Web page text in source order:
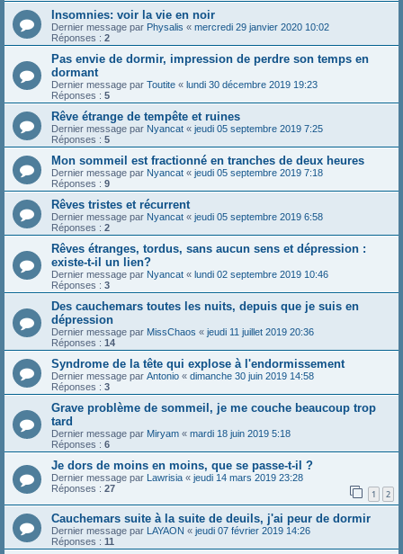
Insomnies: voir la vie en noir
Dernier message par Physalis « mercredi 29 janvier 2020 10:02
Réponses : 2
Pas envie de dormir, impression de perdre son temps en
dormant
Dernier message par Toutite « lundi 30 décembre 2019 19:23
Réponses : 5
Rêve étrange de tempête et ruines
Dernier message par Nyancat « jeudi 05 septembre 2019 7:25
Réponses : 5
Mon sommeil est fractionné en tranches de deux heures
Dernier message par Nyancat « jeudi 05 septembre 2019 7:18
Réponses : 9
Rêves tristes et récurrent
Dernier message par Nyancat « jeudi 05 septembre 2019 6:58
Réponses : 2
Rêves étranges, tordus, sans aucun sens et dépression :
existe-t-il un lien?
Dernier message par Nyancat « lundi 02 septembre 2019 10:46
Réponses : 3
Des cauchemars toutes les nuits, depuis que je suis en
dépression
Dernier message par MissChaos « jeudi 11 juillet 2019 20:36
Réponses : 14
Syndrome de la tête qui explose à l'endormissement
Dernier message par Antonio « dimanche 30 juin 2019 14:58
Réponses : 3
Grave problème de sommeil, je me couche beaucoup trop
tard
Dernier message par Miryam « mardi 18 juin 2019 5:18
Réponses : 6
Je dors de moins en moins, que se passe-t-il ?
Dernier message par Lawrisia « jeudi 14 mars 2019 23:28
Réponses : 27 1 2
Cauchemars suite à la suite de deuils, j'ai peur de dormir
Dernier message par LAYAON « jeudi 07 février 2019 14:26
Réponses : 11